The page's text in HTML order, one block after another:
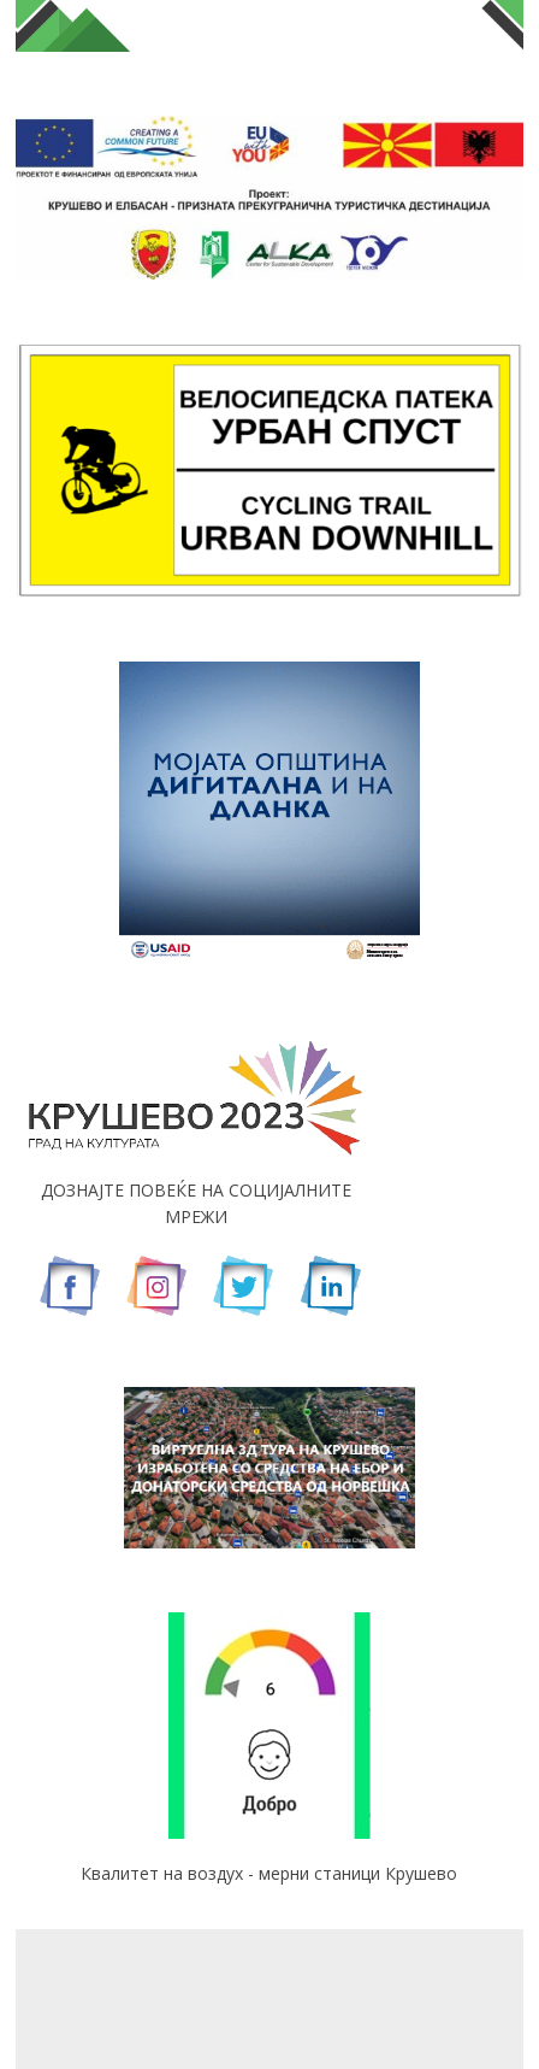
ДОЗНАЈТЕ ПОВЕЌЕ НА СОЦИЈАЛНИТЕ
МРЕЖИ
Квалитет на воздух - мерни станици Крушево